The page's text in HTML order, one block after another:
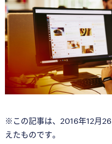
※この記事は、2016年12月
えたものです。